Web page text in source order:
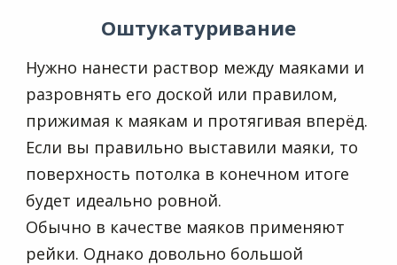
Оштукатуривание
Нужно нанести раствор между маяками и
разровнять его доской или правилом,
прижимая к маякам и протягивая вперёд.
Если вы правильно выставили маяки, то
поверхность потолка в конечном итоге
будет идеально ровной.
Обычно в качестве маяков применяют
рейки. Однако довольно большой